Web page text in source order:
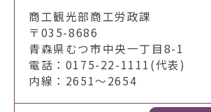
商工観光部商工労政課
〒035-8686
青森県むつ市中央一丁目8-1
電話：0175-22-1111(代表)
内線：2651～2654